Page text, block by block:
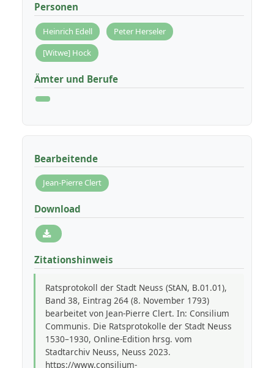
Personen
Heinrich Edell
Peter Herseler
[Witwe] Hock
Ämter und Berufe
Bearbeitende
Jean-Pierre Clert
Download
Zitationshinweis
Ratsprotokoll der Stadt Neuss (StAN, B.01.01),
Band 38, Eintrag 264 (8. November 1793)
bearbeitet von Jean-Pierre Clert. In: Consilium
Communis. Die Ratsprotokolle der Stadt Neuss
1530–1930, Online-Edition hrsg. vom
Stadtarchiv Neuss, Neuss 2023.
https://www.consilium-